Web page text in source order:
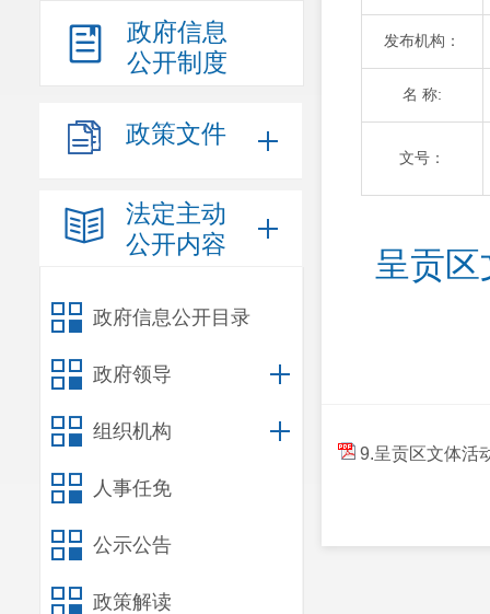
政府信息
公开制度
政策文件
法定主动
公开内容
政府信息公开目录
政府领导
组织机构
人事任免
公示公告
政策解读
发布机构：
名 称:
文号：
呈贡
9.呈贡区文体活